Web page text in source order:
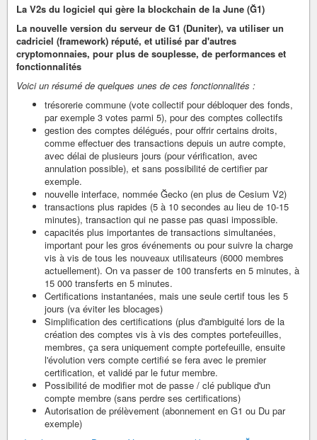
La V2s du logiciel qui gère la blockchain de la June (Ğ1)
La nouvelle version du serveur de G1 (Duniter), va utiliser un
cadriciel (framework) réputé, et utilisé par d'autres
cryptomonnaies, pour plus de souplesse, de performances et
fonctionnalités
Voici un résumé de quelques unes de ces fonctionnalités :
trésorerie commune (vote collectif pour débloquer des fonds,
par exemple 3 votes parmi 5), pour des comptes collectifs
gestion des comptes délégués, pour offrir certains droits,
comme effectuer des transactions depuis un autre compte,
avec délai de plusieurs jours (pour vérification, avec
annulation possible), et sans possibilité de certifier par
exemple.
nouvelle interface, nommée Ğecko (en plus de Cesium V2)
transactions plus rapides (5 à 10 secondes au lieu de 10-15
minutes), transaction qui ne passe pas quasi impossible.
capacités plus importantes de transactions simultanées,
important pour les gros événements ou pour suivre la charge
vis à vis de tous les nouveaux utilisateurs (6000 membres
actuellement). On va passer de 100 transferts en 5 minutes, à
15 000 transferts en 5 minutes.
Certifications instantanées, mais une seule certif tous les 5
jours (va éviter les blocages)
Simplification des certifications (plus d'ambiguité lors de la
création des comptes vis à vis des comptes portefeuilles,
membres, ça sera uniquement compte portefeuille, ensuite
l'évolution vers compte certifié se fera avec le premier
certification, et validé par le futur membre.
Possibilité de modifier mot de passe / clé publique d'un
compte membre (sans perdre ses certifications)
Autorisation de prélèvement (abonnement en G1 ou Du par
exemple)